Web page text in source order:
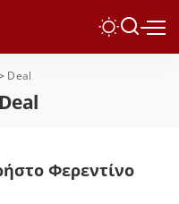
Deal
Deal
Φερεντίνο